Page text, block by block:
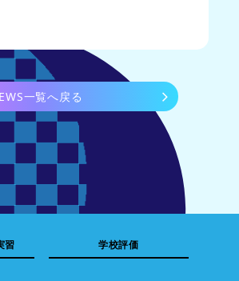
一覧へ戻る
習 学校評価